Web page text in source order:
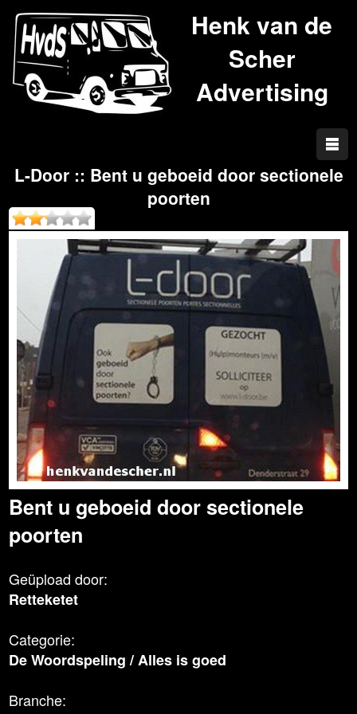
Henk van de
Scher
Advertising
L-Door :: Bent u geboeid door sectionele
poorten
Bent u geboeid door sectionele
poorten
Geüpload door:
Retteketet
Categorie:
De Woordspeling /Alles is goed
Branche: